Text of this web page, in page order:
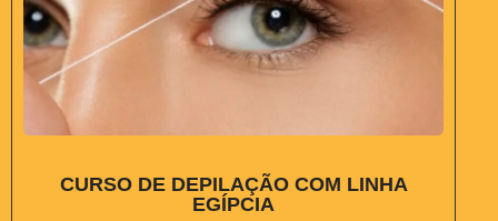
CURSO DE DEPILAÇÃO COM LINHA
EGÍPCIA